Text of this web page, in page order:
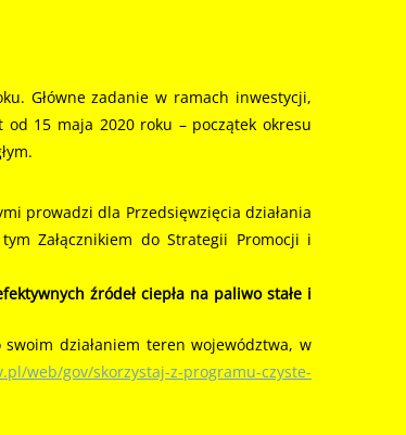
Główne zadanie w ramach inwestycji,
15 maja 2020 roku – początek okresu
prowadzi dla Przedsięwzięcia działania
Załącznikiem do Strategii Promocji i
źródeł ciepła na paliwo stałe i
działaniem teren województwa, w
web/gov/skorzystaj-z-programu-czyste-